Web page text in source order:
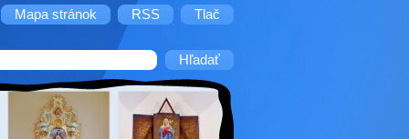
Mapa stránok RSS Tlač